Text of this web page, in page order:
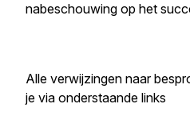
nabeschouwing op het
Alle verwijzingen naar
je via onderstaande links